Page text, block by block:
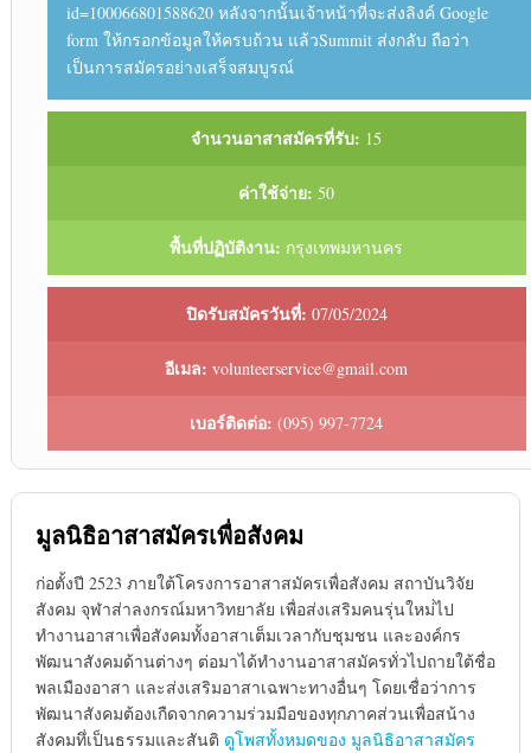
id=100066801588620 หลังจากนั้นเจ้าหน้าที่จะส่งลิงค์ Google
form ให้กรอกข้อมูลให้ครบถ้วน แล้วSummit ส่งกลับ ถือว่า
เป็นการสมัครอย่างเสร็จสมบูรณ์
จำนวนอาสาสมัครที่รับ: 15
ค่าใช้จ่าย: 50
พื้นที่ปฏิบัติงาน: กรุงเทพมหานคร
ปิดรับสมัครวันที่: 07/05/2024
อีเมล: volunteerservice@gmail.com
เบอร์ติดต่อ: (095) 997-7724
มูลนิธิอาสาสมัครเพื่อสังคม
ก่อตั้งปี 2523 ภายใต้โครงการอาสาสมัครเพื่อสังคม สถาบันวิจัย
สังคม จุฬาส่าลงกรณ์มหาวิทยาลัย เพื่อส่งเสริมคนรุ่นใหม่่ไป
ทำงานอาสาเพื่อสังคมทั้งอาสาเต็มเวลากับชุมชน และองค์กร
พัฒนาสังคมด้านต่างๆ ต่อมาได้ทำงานอาสาสมัครทั่วไปถายใต้ชื่อ
พลเมืองอาสา และส่งเสริมอาสาเฉพาะทางอื่นๆ โดยเชื่อว่าการ
พัฒนาสังคมต้องเกืดจากความร่วมมือของทุกภาคส่วนเพื่อสน้าง
สังคมทึ่เป็นธรรมและสันติ ดูโพสทั้งหมดของ มูลนิธิอาสาสมัคร